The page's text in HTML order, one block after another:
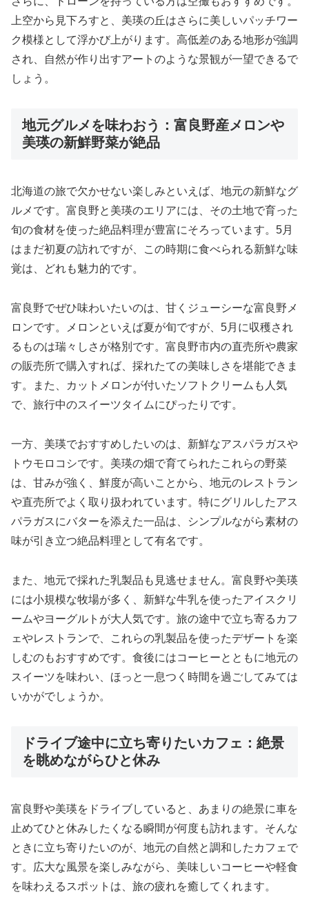
上空から見下ろすと、美瑛の丘はさらに美しいパッチワー
ク模様として浮かび上がります。高低差のある地形が強調
され、自然が作り出すアートのような景観が一望できるで
しょう。
地元グルメを味わおう：富良野産メロンや
美瑛の新鮮野菜が絶品
北海道の旅で欠かせない楽しみといえば、地元の新鮮なグ
ルメです。富良野と美瑛のエリアには、その土地で育った
旬の食材を使った絶品料理が豊富にそろっています。5月
はまだ初夏の訪れですが、この時期に食べられる新鮮な味
覚は、どれも魅力的です。
富良野でぜひ味わいたいのは、甘くジューシーな富良野メ
ロンです。メロンといえば夏が旬ですが、5月に収穫され
るものは瑞々しさが格別です。富良野市内の直売所や農家
の販売所で購入すれば、採れたての美味しさを堪能できま
す。また、カットメロンが付いたソフトクリームも人気
で、旅行中のスイーツタイムにぴったりです。
一方、美瑛でおすすめしたいのは、新鮮なアスパラガスや
トウモロコシです。美瑛の畑で育てられたこれらの野菜
は、甘みが強く、鮮度が高いことから、地元のレストラン
や直売所でよく取り扱われています。特にグリルしたアス
パラガスにバターを添えた一品は、シンプルながら素材の
味が引き立つ絶品料理として有名です。
また、地元で採れた乳製品も見逃せません。富良野や美瑛
には小規模な牧場が多く、新鮮な牛乳を使ったアイスクリ
ームやヨーグルトが大人気です。旅の途中で立ち寄るカフ
ェやレストランで、これらの乳製品を使ったデザートを楽
しむのもおすすめです。食後にはコーヒーとともに地元の
スイーツを味わい、ほっと一息つく時間を過ごしてみては
いかがでしょうか。
ドライブ途中に立ち寄りたいカフェ：絶景
を眺めながらひと休み
富良野や美瑛をドライブしていると、あまりの絶景に車を
止めてひと休みしたくなる瞬間が何度も訪れます。そんな
ときに立ち寄りたいのが、地元の自然と調和したカフェで
す。広大な風景を楽しみながら、美味しいコーヒーや軽食
を味わえるスポットは、旅の疲れを癒してくれます。